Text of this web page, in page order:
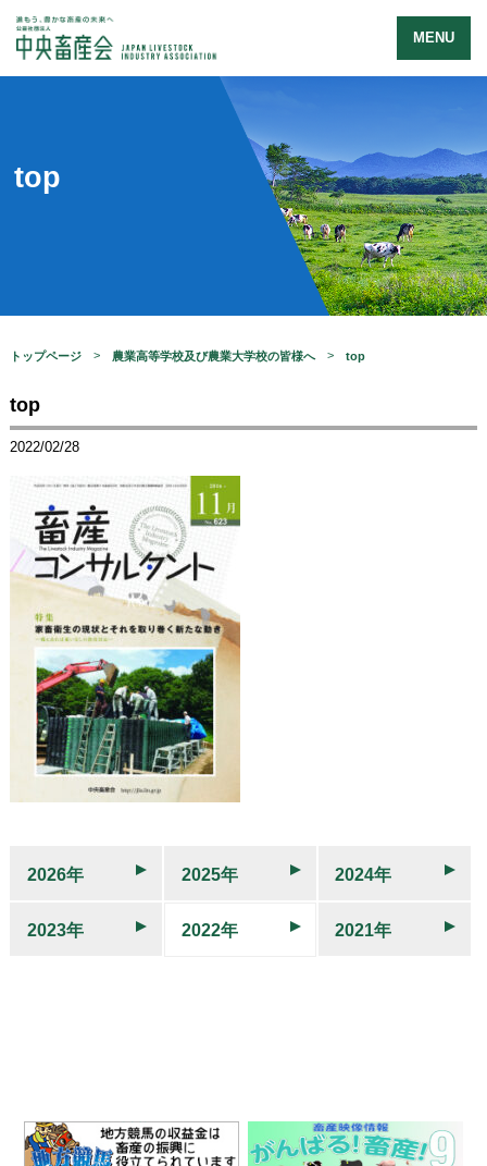
MENU
top
トップページ 農業高等学校及び農業大学校の皆様へ top
top
2022/02/28
2026年 2025年 2024年
2023年 2022年 2021年